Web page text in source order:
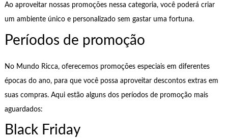
Ao aproveitar nossas promoções nessa categoria, você poderá criar
um ambiente único e personalizado sem gastar uma fortuna.
Períodos de promoção
No Mundo Ricca, oferecemos promoções especiais em diferentes
épocas do ano, para que você possa aproveitar descontos extras em
suas compras. Aqui estão alguns dos períodos de promoção mais
aguardados:
Black Friday